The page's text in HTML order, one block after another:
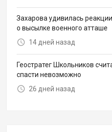
Захарова удивилась
о высылке военного атташе
14 дней назад
Геостратег Школьников
спасти невозможно
26 дней назад